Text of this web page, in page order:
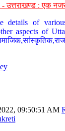
- उत्तराखण्ड : एक
of
aspects of
09:50:51 AM